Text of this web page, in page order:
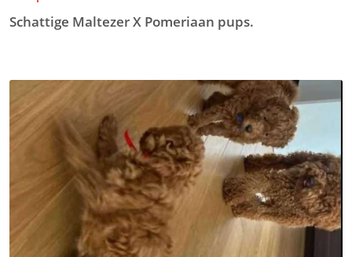
Schattige Maltezer X Pomeriaan pups.